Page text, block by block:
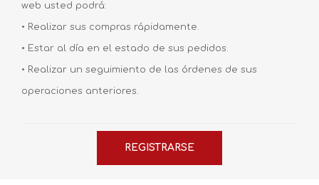
web usted podrá:
• Realizar sus compras rápidamente.
• Estar al día en el estado de sus pedidos.
• Realizar un seguimiento de las órdenes de sus
operaciones anteriores.